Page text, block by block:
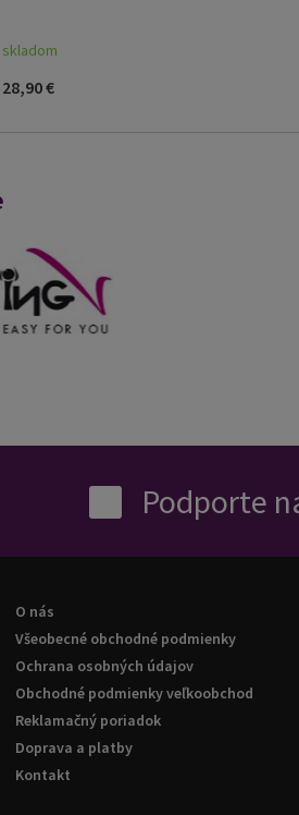
skladom
28,90 €
Podporte
O nás
Všeobecné obchodné podmienky
Ochrana osobných údajov
Obchodné podmienky veľkoobchod
Reklamačný poriadok
Doprava a platby
Kontakt